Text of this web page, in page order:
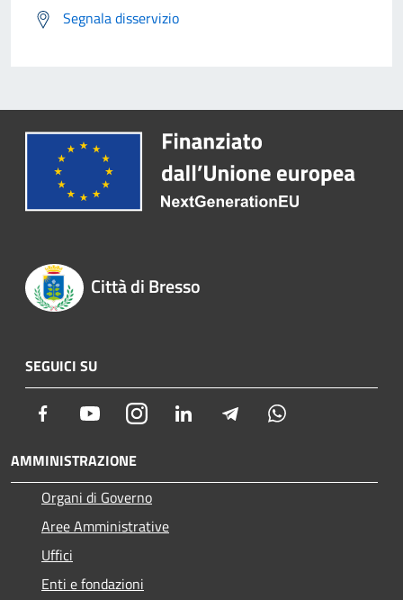
Segnala disservizio
Città di Bresso
SEGUICI SU
Facebook YoutubeInstagram LinkedIn Telegram
AMMINISTRAZIONE
Organi di Governo
Aree Amministrative
Uffici
Enti e fondazioni